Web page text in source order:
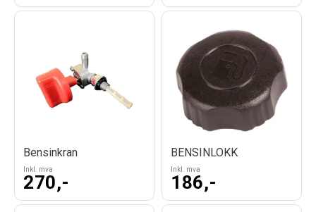
Bensinkran
Inkl. mva
270,-
BENSINLOKK
Inkl. mva
186,-